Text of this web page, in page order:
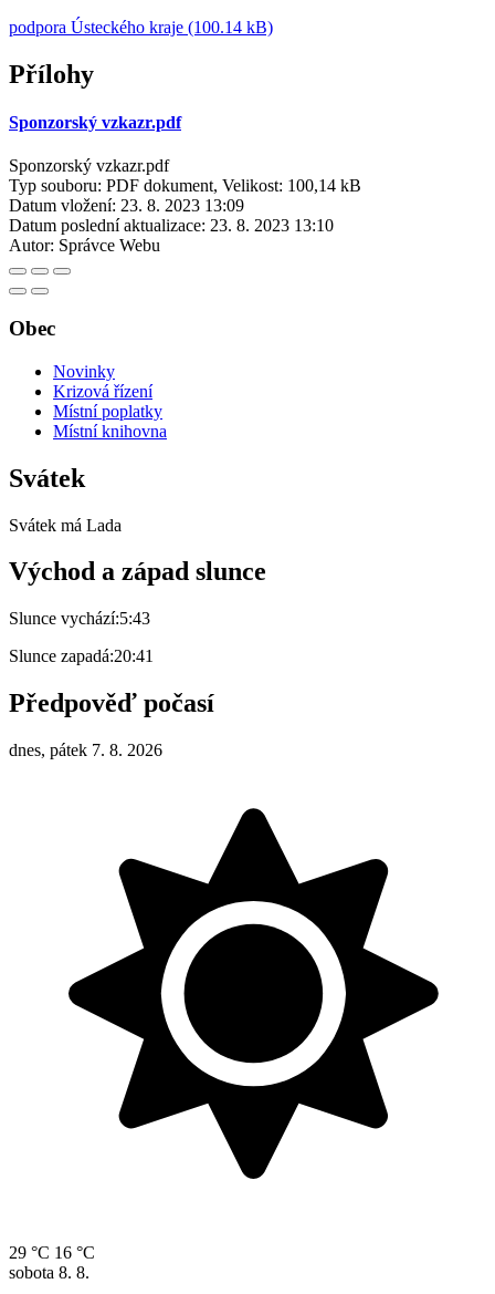
podpora Ústeckého kraje (100.14 kB)
Přílohy
Sponzorský vzkazr.pdf
Sponzorský vzkazr.pdf
Typ souboru: PDF dokument, Velikost: 100,14 kB
Datum vložení: 23. 8. 2023 13:09
Datum poslední aktualizace: 23. 8. 2023 13:10
Autor: Správce Webu
Obec
Novinky
Krizová řízení
Místní poplatky
Místní knihovna
Svátek
Svátek má Lada
Východ a západ slunce
Slunce vychází:5:43
Slunce zapadá:20:41
Předpověď počasí
dnes, pátek 7. 8. 2026
29 °C 16 °C
sobota 8. 8.